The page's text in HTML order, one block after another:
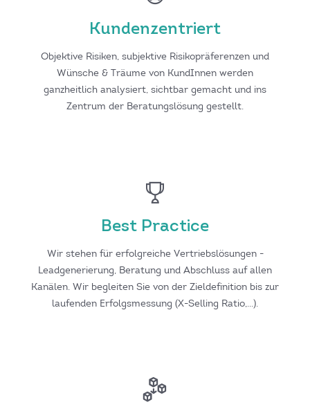
Kundenzentriert
Objektive Risiken, subjektive Risikopräferenzen und
Wünsche & Träume von KundInnen werden
ganzheitlich analysiert, sichtbar gemacht und ins
Zentrum der Beratungslösung gestellt.
Best Practice
Wir stehen für erfolgreiche Vertriebslösungen -
Leadgenerierung, Beratung und Abschluss auf allen
Kanälen. Wir begleiten Sie von der Zieldefinition bis zur
laufenden Erfolgsmessung (X-Selling Ratio,…).